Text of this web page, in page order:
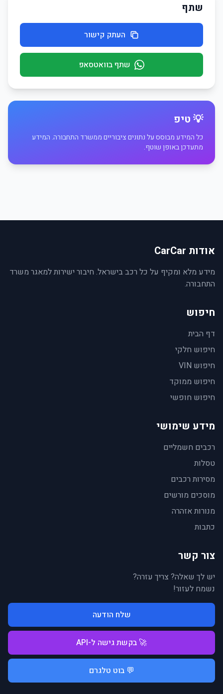
שתף
העתק קישור
שתף בוואטסאפ
💡 טיפ
כל המידע מבוסס על נתונים ציבוריים ממשרד התחבורה. המידע
מתעדכן באופן שוטף.
אודות CarCar
מידע מלא ומקיף על כל רכב בישראל. חיבור ישירות למאגר משרד
התחבורה.
חיפוש
דף הבית
חיפוש חלקי
חיפוש VIN
חיפוש ממוקד
חיפוש חופשי
מידע שימושי
רכבים חשמליים
טסלות
מסירות רכבים
מוסכים מורשים
מנורות אזהרה
כתבות
צור קשר
יש לך שאלה? צריך עזרה?
נשמח לעזור!
שלח הודעה
🚀 בקשת גישה ל-API
💬 בוט טלגרם